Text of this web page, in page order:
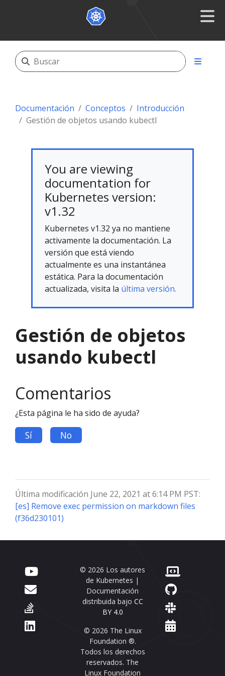
Documentación Conceptos
Introducción
Gestión de objetos usando kubectl
You are viewing
documentation for
Kubernetes version:
v1.32
Kubernetes v1.32 ya no mantiene
activamente la documentación. La
versión que está viendo
actualmente es una instantánea
estática. Para la documentación
actualizada, visita la última versión.
Gestión de objetos
usando kubectl
Comentarios
¿Esta página le ha sido de ayuda?
Sí No
Última modificación June 22, 2021 at 6:14 PM PST:
[es] Remove exec permission on markdown files
(f36d230101)
© 2026 Los autores
de Kubernetes |
Documentación
distribuida bajo CC
BY 4.0
© 2026 The Linux
Foundation ®.
Todos los derechos
reservados. The
Linux Foundation